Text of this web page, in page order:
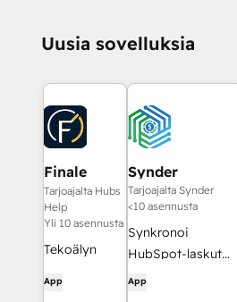
Uusia sovelluksia
Finale
Composer
Tarjoajalta Hubs
Help
Yli 10 asennusta
Tekoälyn
verkkosisältö,
App
Synder
Tarjoajalta Synder
<10 asennusta
Synkronoi
HubSpot-laskut
QuickBooksiin,
App